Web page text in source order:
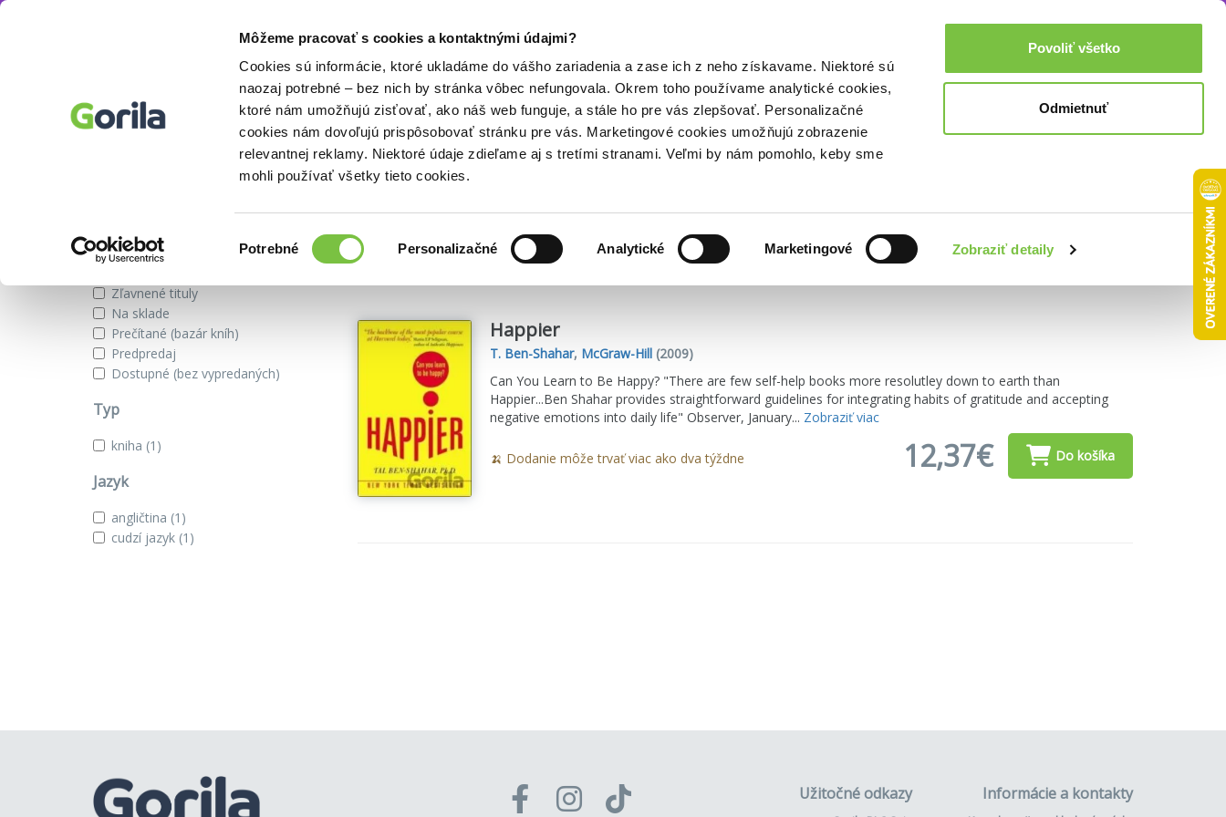
Môžeme pracovať s cookies a kontaktnými údajmi?
Cookies sú informácie, ktoré ukladáme do vášho zariadenia a zase ich z neho získavame. Niektoré sú
naozaj potrebné – bez nich by stránka vôbec nefungovala. Okrem toho používame analytické cookies,
ktoré nám umožňujú zisťovať, ako náš web funguje, a stále ho pre vás zlepšovať. Personalizačné
cookies nám dovoľujú prispôsobovať stránku pre vás. Marketingové cookies umožňujú zobrazenie
relevantnej reklamy. Niektoré údaje zdieľame aj s tretími stranami. Veľmi by nám pomohlo, keby sme
mohli používať všetky tieto cookies.
súhlasu
Potrebné Personalizačné Analytické Marketingové Zobraziť detaily
Povoliť všetko
Odmietnuť
Doplnky Prihlásenie 0,00€
T. Ben-Shahar Akcie a zľavy
Knihy autora T. Ben-Shahar
Zobraziť iba
Zľavnené tituly
Na sklade
Prečítané (bazár kníh)
Predpredaj
Dostupné (bez vypredaných)
Typ
kniha (1)
Jazyk
angličtina (1)
cudzí jazyk (1)
Našli sme Zoradiť podľa:
Happier
T. Ben-Shahar, McGraw-Hill(2009)
Can You Learn to Be Happy? "There are few self-help books more resolutley down to earth than
Happier...Ben Shahar provides straightforward guidelines for integrating habits of gratitude and accepting
negative emotions into daily life" Observer, January... Zobraziť viac
🍌 Dodanie môže trvať viac ako dva týždne 12,37€ Do košíka
Užitočné odkazy Informácie a kontakty